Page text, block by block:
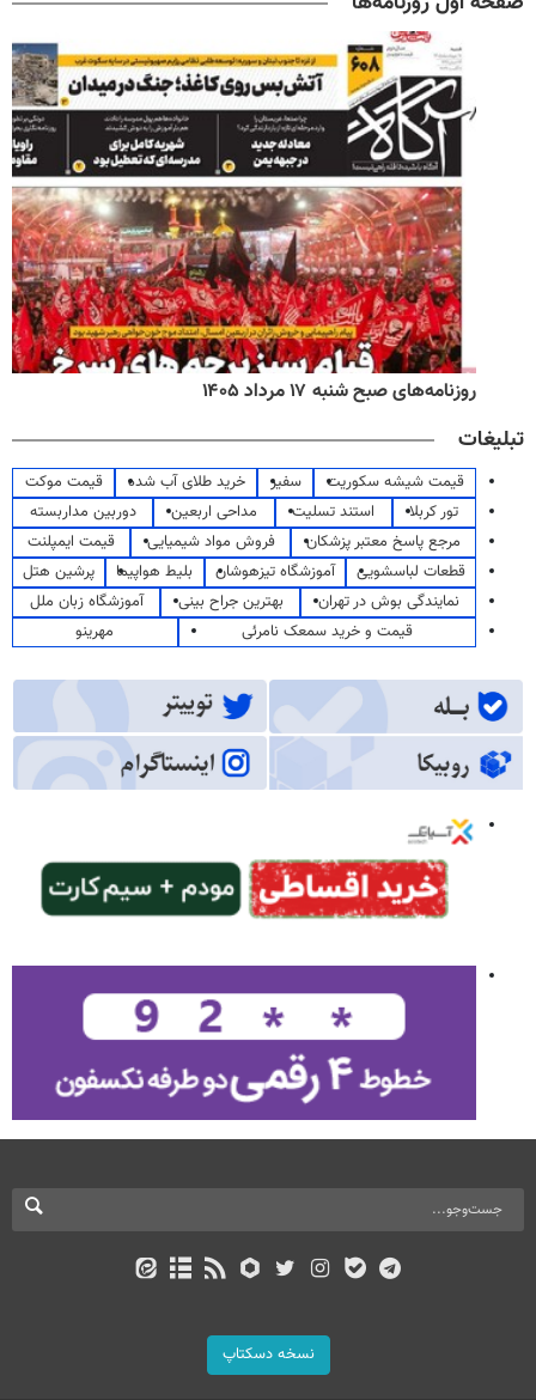
روزنامه‌های صبح شنبه ۱۷ مرداد ۱۴۰۵
تبلیغات
قیمت شیشه سکوریت سفیر خرید طلای آب شده
قیمت موکت
تور کربلا
استند تسلیت مداحی اربعین
دوربین مداربسته
مرجع پاسخ معتبر پزشکان
فروش مواد شیمیایی
قیمت ایمپلنت
قطعات لباسشویی
آموزشگاه تیزهوشان بلیط هواپیما
پرشین هتل
نمایندگی بوش در تهران
بهترین جراح بینی
آموزشگاه زبان ملل
قیمت و خرید سمعک نامرئی
مهرینو
نسخه دسکتاپ